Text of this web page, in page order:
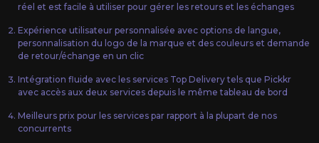
réel et est facile à utiliser pour gérer les retours et les échanges
Expérience utilisateur personnalisée avec options de langue,
personnalisation du logo de la marque et des couleurs et demande
de retour/échange en un clic
Intégration fluide avec les services Top Delivery tels que Pickkr
avec accès aux deux services depuis le même tableau de bord
Meilleurs prix pour les services par rapport à la plupart de nos
concurrents